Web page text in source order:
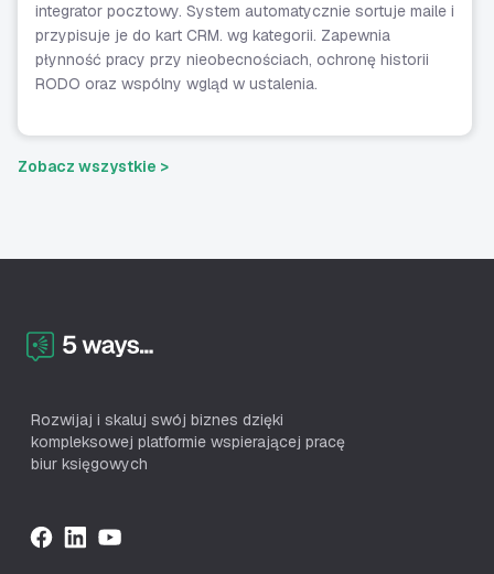
integrator pocztowy. System automatycznie sortuje maile i
przypisuje je do kart CRM. wg kategorii. Zapewnia
płynność pracy przy nieobecnościach, ochronę historii
RODO oraz wspólny wgląd w ustalenia.
Zobacz wszystkie >
Rozwijaj i skaluj swój biznes dzięki
kompleksowej platformie wspierającej pracę
biur księgowych